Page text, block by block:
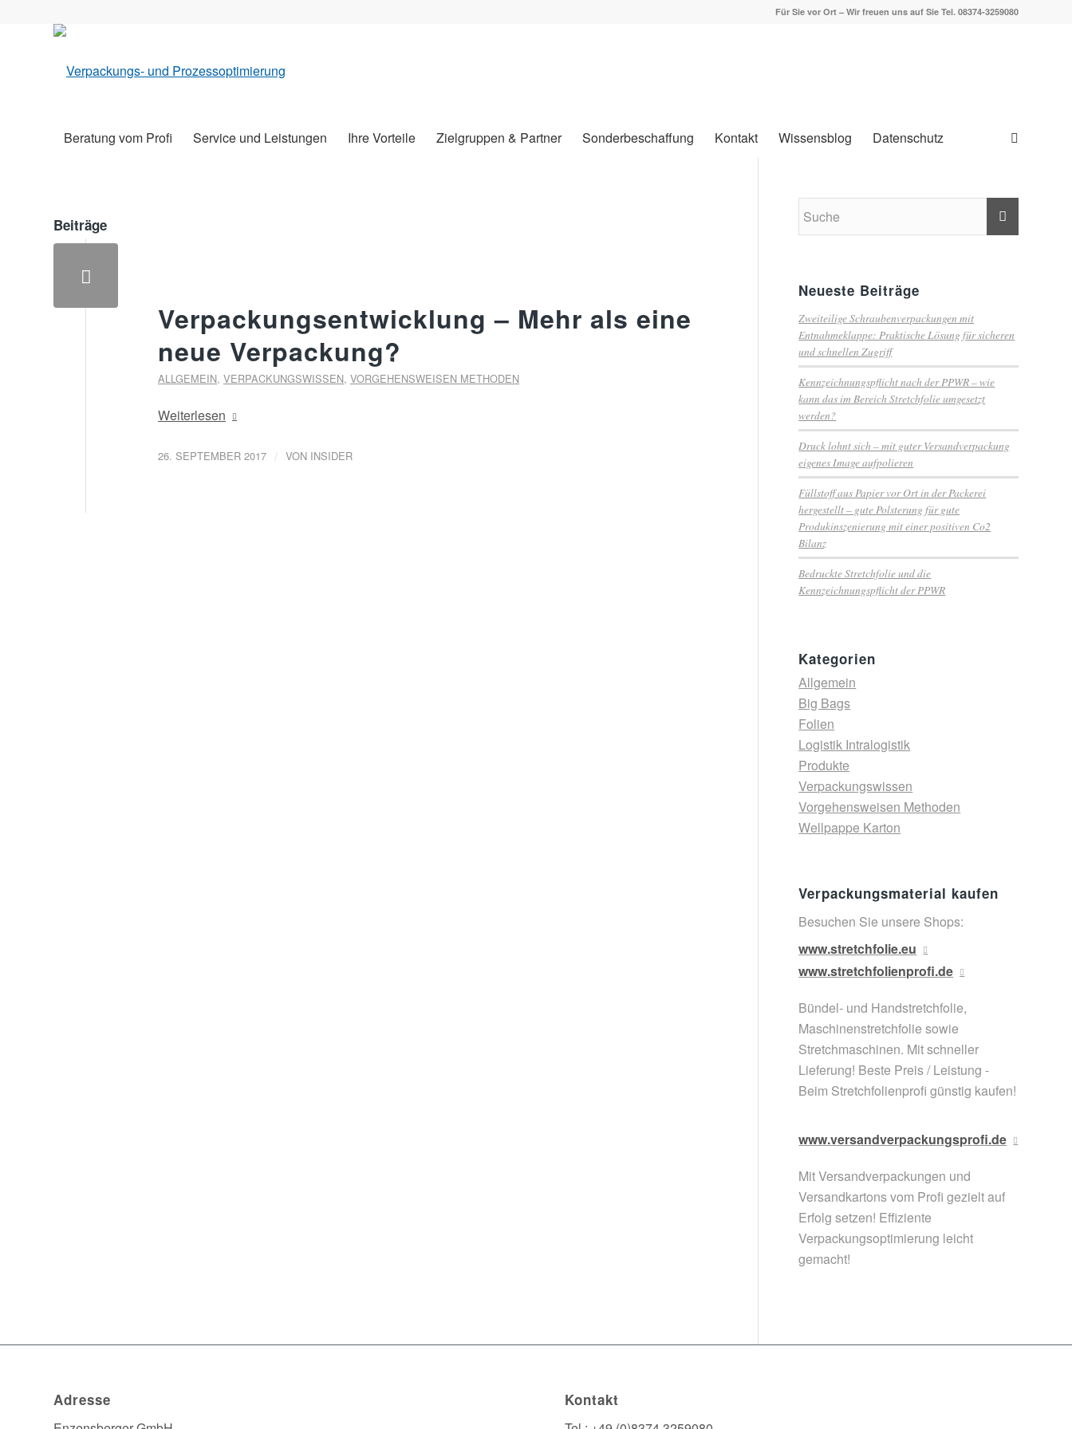
Für Sie vor Ort – Wir freuen uns auf Sie Tel. 08374-3259080
Beratung vom Profi Service und Leistungen Ihre Vorteile Zielgruppen & Partner Sonderbeschaffung Kontakt Wissensblog Datenschutz
Beiträge
Verpackungsentwicklung – Mehr als eine
neue Verpackung?
ALLGEMEIN, VERPACKUNGSWISSEN, VORGEHENSWEISEN METHODEN
Weiterlesen
26. SEPTEMBER 2017 / VON INSIDER
Neueste Beiträge
Zweiteilige Schraubenverpackungen mit
Entnahmeklappe: Praktische Lösung für sicheren
und schnellen Zugriff
Kennzeichnungspflicht nach der PPWR – wie
kann das im Bereich Stretchfolie umgesetzt
werden?
Druck lohnt sich – mit guter Versandverpackung
eigenes Image aufpolieren
Füllstoff aus Papier vor Ort in der Packerei
hergestellt – gute Polsterung für gute
Produkinszenierung mit einer positiven Co2
Bilanz
Bedruckte Stretchfolie und die
Kennzeichnungspflicht der PPWR
Kategorien
Allgemein
Big Bags
Folien
Logistik Intralogistik
Produkte
Verpackungswissen
Vorgehensweisen Methoden
Wellpappe Karton
Verpackungsmaterial kaufen
Besuchen Sie unsere Shops:
www.stretchfolie.eu
www.stretchfolienprofi.de
Bündel- und Handstretchfolie,
Maschinenstretchfolie sowie
Stretchmaschinen. Mit schneller
Lieferung! Beste Preis / Leistung -
Beim Stretchfolienprofi günstig kaufen!
www.versandverpackungsprofi.de
Mit Versandverpackungen und
Versandkartons vom Profi gezielt auf
Erfolg setzen! Effiziente
Verpackungsoptimierung leicht
gemacht!
Adresse Kontakt